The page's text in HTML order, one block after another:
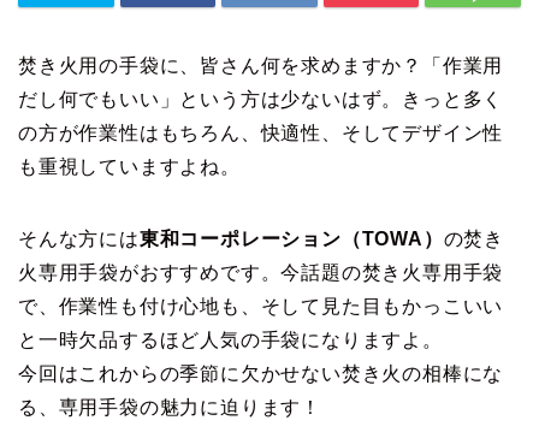
焚き火用の手袋に、皆さん何を求めますか？「作業用
だし何でもいい」という方は少ないはず。きっと多く
の方が作業性はもちろん、快適性、そしてデザイン性
も重視していますよね。
そんな方には東和コーポレーション（TOWA） の焚き
火専用手袋がおすすめです。今話題の焚き火専用手袋
で、作業性も付け心地も、そして見た目もかっこいい
と一時欠品するほど人気の手袋になりますよ。
今回はこれからの季節に欠かせない焚き火の相棒にな
る、専用手袋の魅力に迫ります！